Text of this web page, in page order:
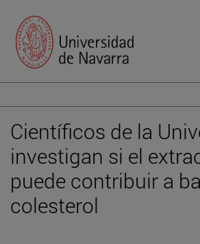
Científicos de la
investigan si el
puede contribuir a
colesterol